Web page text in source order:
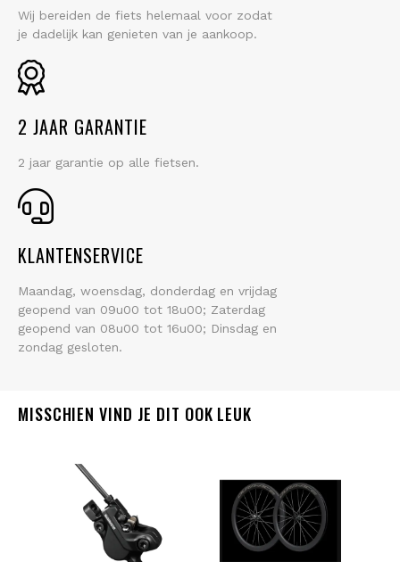
Wij bereiden de fiets helemaal voor zodat
je dadelijk kan genieten van je aankoop.
2 JAAR GARANTIE
2 jaar garantie op alle fietsen.
KLANTENSERVICE
Maandag, woensdag, donderdag en vrijdag
geopend van 09u00 tot 18u00; Zaterdag
geopend van 08u00 tot 16u00; Dinsdag en
zondag gesloten.
MISSCHIEN VIND JE DIT OOK LEUK